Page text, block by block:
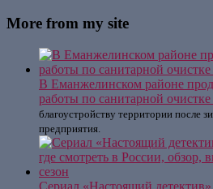
More from my site
В Еманжелинском районе
работы по санитарной
благоустройству территории после
предприятия.
Сериал «Настоящий